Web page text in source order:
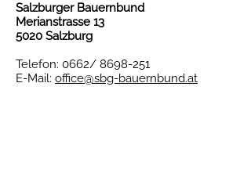
Salzburger Bauernbund
Merianstrasse 13
5020 Salzburg
Telefon: 0662/ 8698-251
E-Mail: office@sbg-bauernbund.at